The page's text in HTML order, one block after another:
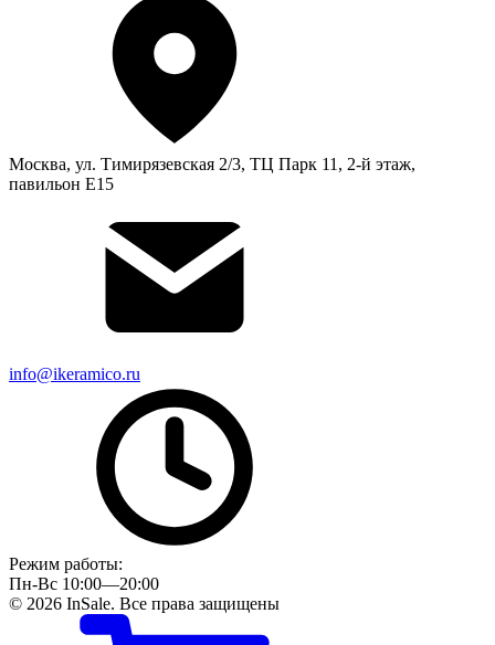
Москва, ул. Тимирязевская 2/3, ТЦ Парк 11, 2-й этаж,
павильон Е15
info@ikeramico.ru
Режим работы:
Пн-Вс 10:00—20:00
© 2026 InSale. Все права защищены